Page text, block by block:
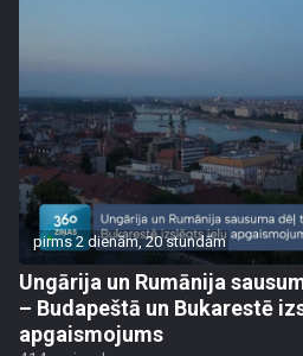
pirms 2 dienām, 20 stundām
Ungārija un Rumānija
– Budapeštā un Bukarestē
apgaismojums